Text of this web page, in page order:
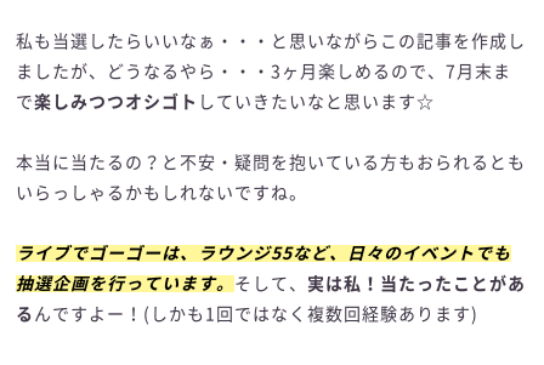
私も当選したらいいなぁ・・・と思いながらこの記事を作成し
ましたが、どうなるやら・・・3ヶ月楽しめるので、7月末ま
で楽しみつつオシゴト していきたいなと思います☆
本当に当たるの？と不安・疑問を抱いている方もおられるとも
いらっしゃるかもしれないですね。
ライブでゴーゴーは、ラウンジ55など、日々のイベントでも
抽選企画を行っています。 そして、 実は私！当たったことがあ
る んですよー！(しかも1回ではなく複数回経験あります)